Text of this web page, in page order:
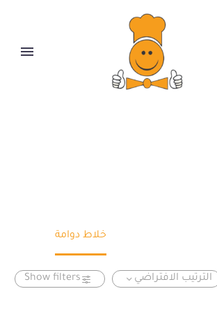
خلاط دوامة
Show filters الترتيب الافتراضي